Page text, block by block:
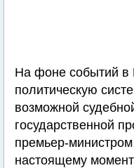
На фоне событий в
политическую
возможной
государственной
премьер-
настоящему